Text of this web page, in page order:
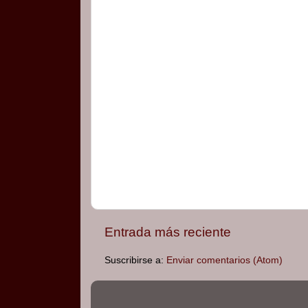
Entrada más reciente
Suscribirse a: Enviar comentarios (Atom)